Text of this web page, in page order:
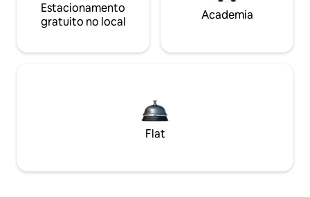
Estacionamento
gratuito no local
Academia
Flat